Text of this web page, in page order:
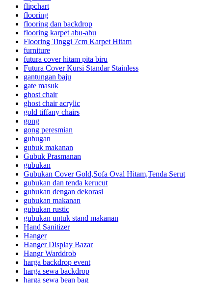
flipchart
flooring
flooring dan backdrop
flooring karpet abu-abu
Flooring Tinggi 7cm Karpet Hitam
furniture
futura cover hitam pita biru
Futura Cover Kursi Standar Stainless
gantungan baju
gate masuk
ghost chair
ghost chair acrylic
gold tiffany chairs
gong
gong peresmian
gubugan
gubuk makanan
Gubuk Prasmanan
gubukan
Gubukan Cover Gold,Sofa Oval Hitam,Tenda Serut
gubukan dan tenda kerucut
gubukan dengan dekorasi
gubukan makanan
gubukan rustic
gubukan untuk stand makanan
Hand Sanitizer
Hanger
Hanger Display Bazar
Hangr Warddrob
harga backdrop event
harga sewa backdrop
harga sewa bean bag